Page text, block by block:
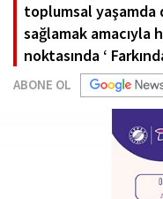
toplumsal yaşamda
sağlamak amacıyla
noktasında ‘
ABONE OL